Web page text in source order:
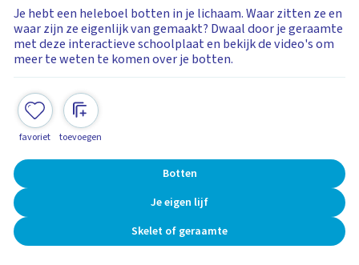
Je hebt een heleboel botten in je lichaam. Waar zitten ze en
waar zijn ze eigenlijk van gemaakt? Dwaal door je geraamte
met deze interactieve schoolplaat en bekijk de video's om
meer te weten te komen over je botten.
favoriet toevoegen
Botten
Je eigen lijf
Skelet of geraamte